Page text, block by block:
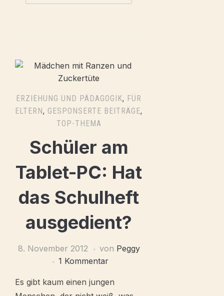
ERZIEHUNG UND PÄDAGOGIK, FÜR
ELTERN, GESPONSERTE BEITRÄGE,
TOP-THEMA
Schüler am
Tablet-PC: Hat
das Schulheft
ausgedient?
8. November 2012 von Peggy
1 Kommentar
Es gibt kaum einen jungen